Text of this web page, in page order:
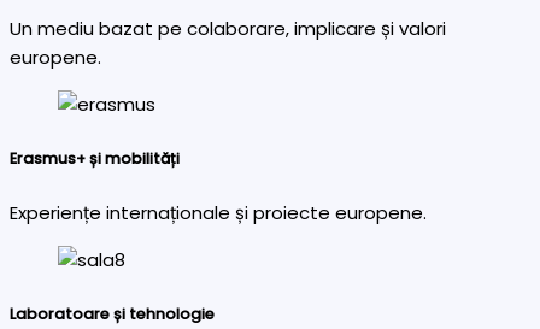
Un mediu bazat pe colaborare, implicare și valori
europene.
Erasmus+ și mobilități
Experiențe internaționale și proiecte europene.
Laboratoare și tehnologie